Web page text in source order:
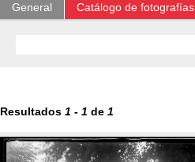
General Catálogo de fotografías
Resultados 1 - 1 de 1